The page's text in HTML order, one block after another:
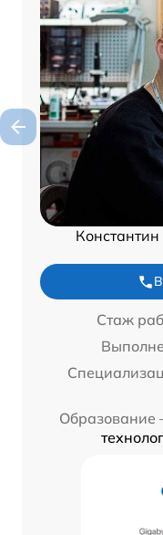
Стаж
Образование